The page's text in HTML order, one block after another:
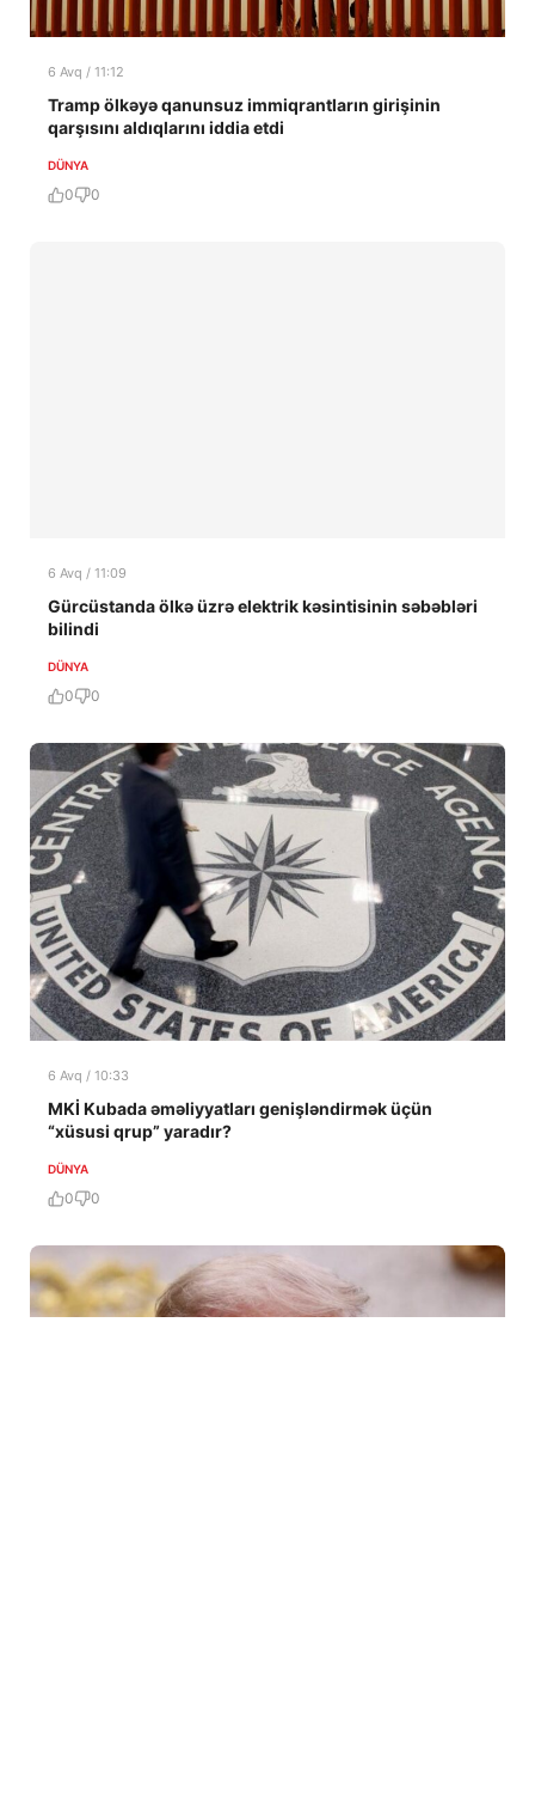
6 Avq / 11:12
Tramp ölkəyə qanunsuz immiqrantların girişinin
qarşısını aldıqlarını iddia etdi
DÜNYA
0 0
6 Avq / 11:09
Gürcüstanda ölkə üzrə elektrik kəsintisinin səbəbləri
bilindi
DÜNYA
0 0
6 Avq / 10:33
MKİ Kubada əməliyyatları genişləndirmək üçün
“xüsusi qrup” yaradır?
DÜNYA
0 0